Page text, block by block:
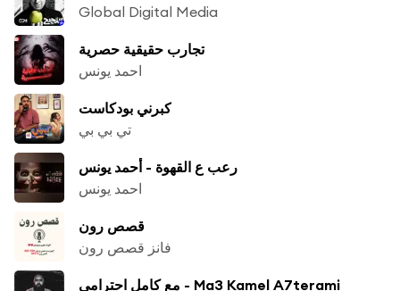
Global Digital Media
تجارب حقيقية حصرية
احمد يونس
كبرني بودكاست
تي بي بي
رعب ع القهوة - أحمد يونس
احمد يونس
قصص رون
فانز قصص رون
مع كامل احترامي - Ma3 Kamel A7terami